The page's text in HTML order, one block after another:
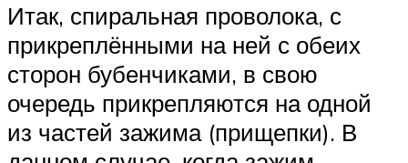
Итак, спиральная проволока, с
прикреплёнными на ней с обеих
сторон бубенчиками, в свою
очередь прикрепляются на одной
из частей зажима (прищепки). В